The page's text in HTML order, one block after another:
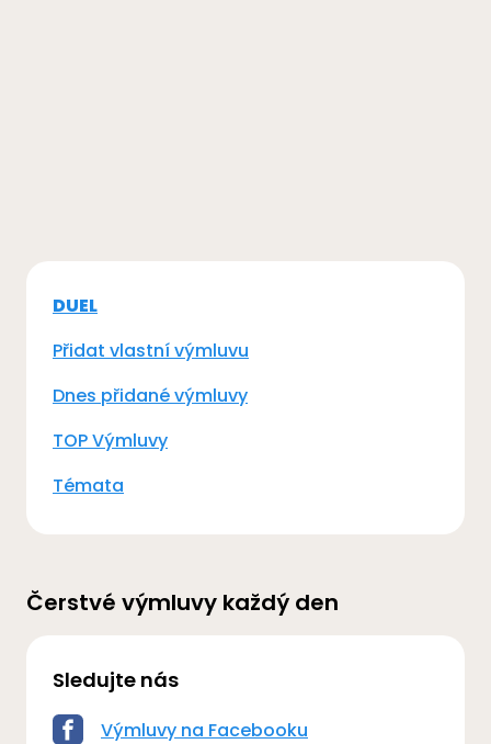
DUEL
Přidat vlastní výmluvu
Dnes přidané výmluvy
TOP Výmluvy
Témata
Čerstvé výmluvy každý den
Sledujte nás
Výmluvy na Facebooku